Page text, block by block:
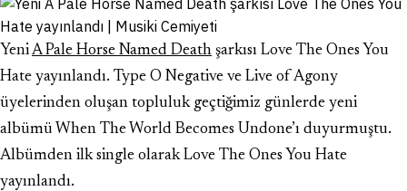
YeniA Pale Horse Named Death şarkısı Love The Ones You
Hate yayınlandı. Type O Negative ve Live of Agony
üyelerinden oluşan topluluk geçtiğimiz günlerde yeni
albümü When The World Becomes Undone’ı duyurmuştu.
Albümden ilk single olarak Love The Ones You Hate
yayınlandı.